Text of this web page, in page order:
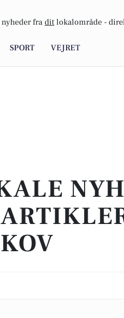
fra dit lokalområde -
SPORT VEJRET